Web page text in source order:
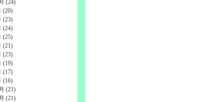
(24)
(20)
(23)
(24)
(25)
(21)
(23)
(19)
(17)
(16)
(21)
(21)